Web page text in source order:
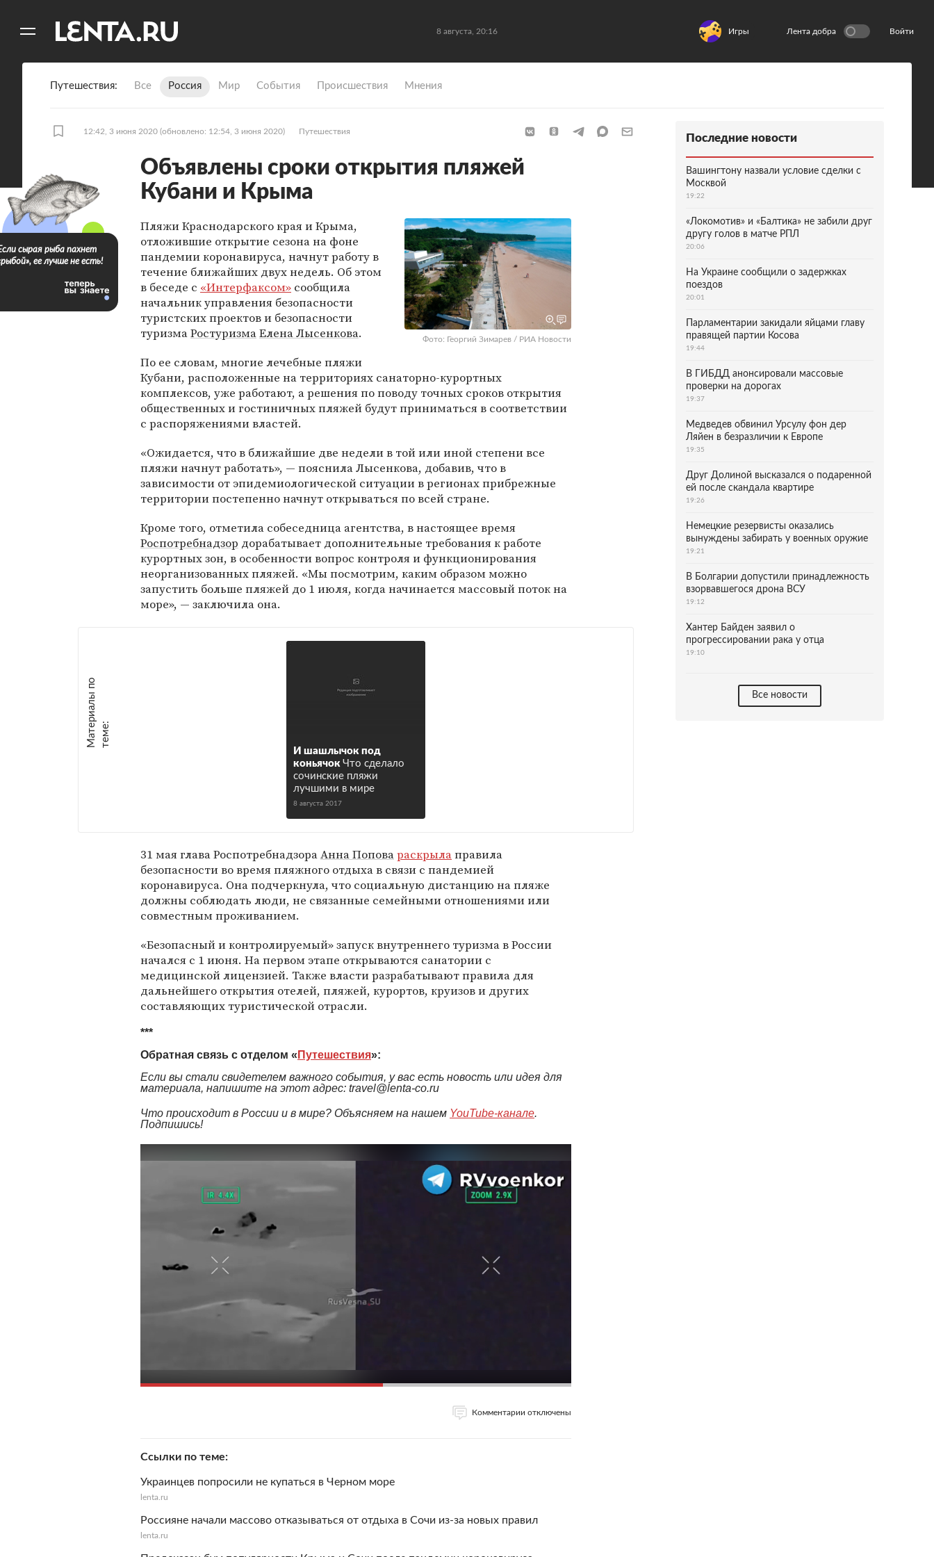
8 августа, 20:16 Игры Лента добра Войти
Путешествия Все Россия Мир События Происшествия Мнения
12:42, 3 июня 2020 (обновлено: 12:54, 3 июня 2020) Путешествия
Объявлены сроки открытия пляжей
Кубани и Крыма
Фото: Георгий Зимарев / РИА Новости
Пляжи Краснодарского края и Крыма,
отложившие открытие сезона на фоне
пандемии коронавируса, начнут работу в
течение ближайших двух недель. Об этом
в беседе с «Интерфаксом» сообщила
начальник управления безопасности
туристских проектов и безопасности
туризмаРостуризмаЕлена Лысенкова.
По ее словам, многие лечебные пляжи
Кубани, расположенные на территориях санаторно-курортных
комплексов, уже работают, а решения по поводу точных сроков открытия
общественных и гостиничных пляжей будут приниматься в соответствии
с распоряжениями властей.
«Ожидается, что в ближайшие две недели в той или иной степени все
пляжи начнут работать», — пояснила Лысенкова, добавив, что в
зависимости от эпидемиологической ситуации в регионах прибрежные
территории постепенно начнут открываться по всей стране.
Кроме того, отметила собеседница агентства, в настоящее время
Роспотребнадзор дорабатывает дополнительные требования к работе
курортных зон, в особенности вопрос контроля и функционирования
неорганизованных пляжей. «Мы посмотрим, каким образом можно
запустить больше пляжей до 1 июля, когда начинается массовый поток на
море», — заключила она.
М
а
т е
р
и
а
л
ы
п
о
т
е
м
е :
И шашлычок под
коньячок Что сделало
сочинские пляжи
лучшими в мире
8 августа 2017
31 мая глава РоспотребнадзораАнна Поповараскрылаправила
безопасности во время пляжного отдыха в связи с пандемией
коронавируса. Она подчеркнула, что социальную дистанцию на пляже
должны соблюдать люди, не связанные семейными отношениями или
совместным проживанием.
«Безопасный и контролируемый» запуск внутреннего туризма в России
начался с 1 июня. На первом этапе открываются санатории с
медицинской лицензией. Также власти разрабатывают правила для
дальнейшего открытия отелей, пляжей, курортов, круизов и других
составляющих туристической отрасли.
***
Обратная связь с отделом « Путешествия»:
Если вы стали свидетелем важного события, у вас есть новость или идея для
материала, напишите на этот адрес: travel@lenta-co.ru
Что происходит в России и в мире? Объясняем на нашем YouTube-канале.
Подпишись!
Комментарии отключены
Ссылки по теме
Украинцев попросили не купаться в Черном море
lenta.ru
Россияне начали массово отказываться от отдыха в Сочи из-за новых правил
lenta.ru
сырая рыба пахнет
ее лучше не есть!
Последние новости
Вашингтону назвали условие сделки с
Москвой
19:22
«Локомотив» и «Балтика» не забили друг
другу голов в матче РПЛ
20:06
На Украине сообщили о задержках
поездов
20:01
Парламентарии закидали яйцами главу
правящей партии Косова
19:44
В ГИБДД анонсировали массовые
проверки на дорогах
19:37
Медведев обвинил Урсулу фон дер
Ляйен в безразличии к Европе
19:35
Друг Долиной высказался о подаренной
ей после скандала квартире
19:26
Немецкие резервисты оказались
вынуждены забирать у военных оружие
19:21
В Болгарии допустили принадлежность
взорвавшегося дрона ВСУ
19:12
Хантер Байден заявил о
прогрессировании рака у отца
19:10
Все новости